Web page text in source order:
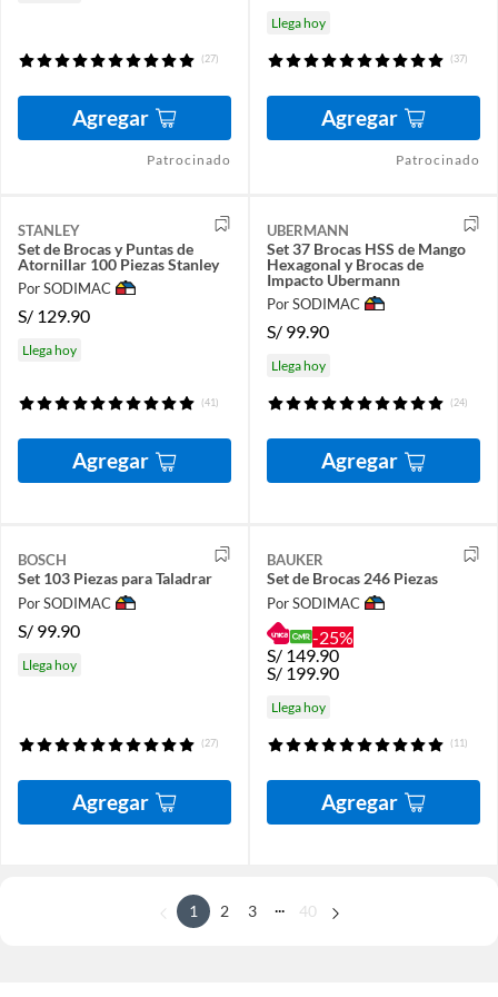
(27)
Agregar
Patrocinado
Llega hoy
(37)
Agregar
Patrocinado
STANLEY
Set de Brocas y Puntas de
Atornillar 100 Piezas Stanley
Por SODIMAC
S/ 129.90
Llega hoy
(41)
Agregar
UBERMANN
Set 37 Brocas HSS de Mango
Hexagonal y Brocas de
Impacto Ubermann
Por SODIMAC
S/ 99.90
Llega hoy
(24)
Agregar
BOSCH
Set 103 Piezas para Taladrar
Por SODIMAC
S/ 99.90
Llega hoy
(27)
Agregar
BAUKER
Set de Brocas 246 Piezas
Por SODIMAC
-25%
S/ 149.90
S/ 199.90
Llega hoy
(11)
Agregar
1 2 3 ... 40